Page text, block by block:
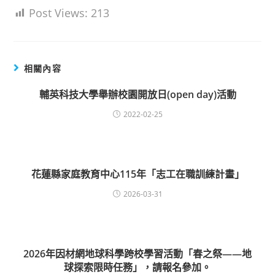
Post Views: 213
相關內容
輔英科技大學舉辦校園開放日(open day)活動
2022-02-25
花蓮縣家庭教育中心115年「志工在職訓練計畫」
2026-03-31
2026年因材網地球科學跨校學習活動「春之祭——地
球探索限時任務」，請報名參加。